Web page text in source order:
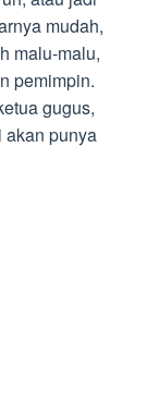
mudah,
malu-malu,
pemimpin.
gugus,
akan punya